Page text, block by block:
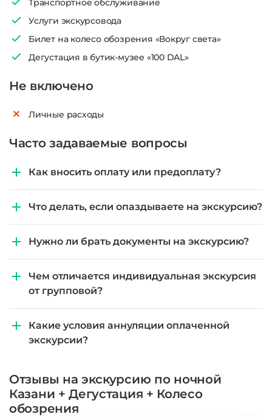
Транспортное обслуживание
Услуги экскурсовода
Билет на колесо обозрения «Вокруг света»
Дегустация в бутик-музее​ «100 DAL»
Не включено
Личные расходы
Часто задаваемые вопросы
Как вносить оплату или предоплату?
Что делать, если опаздываете на экскурсию?
Нужно ли брать документы на экскурсию?
Чем отличается индивидуальная экскурсия
от групповой?
Какие условия аннуляции оплаченной
экскурсии?
Отзывы на экскурсию по ночной
Казани + Дегустация + Колесо
обозрения